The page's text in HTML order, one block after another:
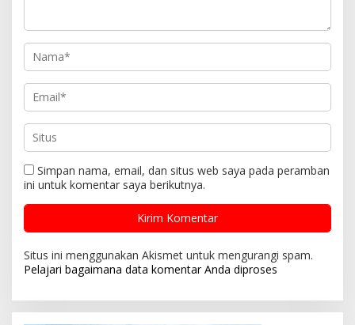
Simpan nama, email, dan situs web saya pada peramban
ini untuk komentar saya berikutnya.
Situs ini menggunakan Akismet untuk mengurangi spam.
Pelajari bagaimana data komentar Anda diproses